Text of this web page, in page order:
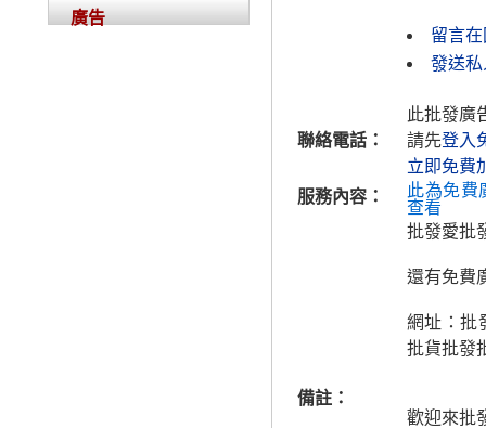
留言
發送
聯絡電話：
此批發廣
請先登入
立即免費
服務內容：
此為免費
查看
批發愛批
還有免費
網址：批
批貨批發
備註：
歡迎來批
廣告